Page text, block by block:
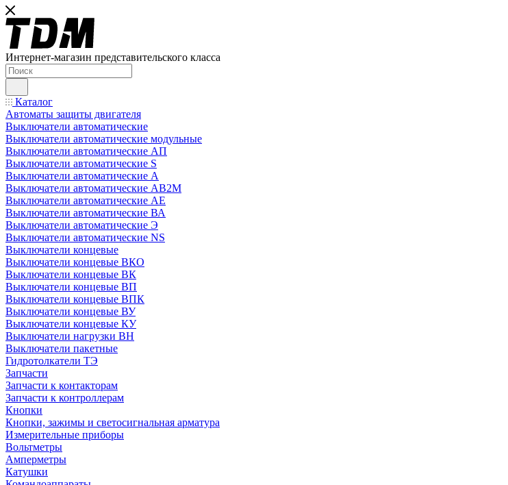
Интернет-магазин представительского класса
Каталог
Автоматы защиты двигателя
Выключатели автоматические
Выключатели автоматические модульные
Выключатели автоматические АП
Выключатели автоматические S
Выключатели автоматические А
Выключатели автоматические АВ2М
Выключатели автоматические АЕ
Выключатели автоматические ВА
Выключатели автоматические Э
Выключатели автоматические NS
Выключатели концевые
Выключатели концевые ВКО
Выключатели концевые ВК
Выключатели концевые ВП
Выключатели концевые ВПК
Выключатели концевые ВУ
Выключатели концевые КУ
Выключатели нагрузки ВН
Выключатели пакетные
Гидротолкатели ТЭ
Запчасти
Запчасти к контакторам
Запчасти к контроллерам
Кнопки
Кнопки, зажимы и светосигнальная арматура
Измерительные приборы
Вольтметры
Амперметры
Катушки